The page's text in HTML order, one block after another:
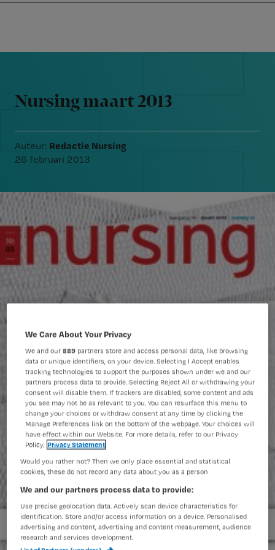
navigation
content
Nursing
Nursing maart 2013
Auteur: Redactie Nursing
26 februari 2013
We Care About Your Privacy
We and our889 partners store and access personal data, like browsing
data or unique identifiers, on your device. Selecting I Accept enables
tracking technologies to support the purposes shown under we and our
partners process data to provide. Selecting Reject All or withdrawing your
consent will disable them. If trackers are disabled, some content and ads
you see may not be as relevant to you. You can resurface this menu to
change your choices or withdraw consent at any time by clicking the
Manage Preferences link on the bottom of the webpage. Your choices will
have effect within our Website. For more details, refer to our Privacy
Policy. Privacy Statement
Would you rather not? Then we only place essential and statistical
cookies, these do not record any data about you as a person
We and our partners process data to provide:
Use precise geolocation data. Actively scan device characteristics for
identification. Store and/or access information on a device. Personalised
advertising and content, advertising and content measurement, audience
research and services development.